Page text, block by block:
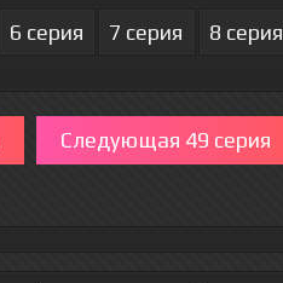
6 серия 7 серия 8 серия
Следующая 49 серия